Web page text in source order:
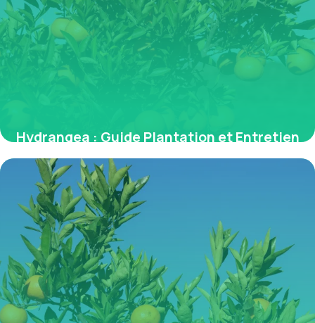
Hydrangea : Guide Plantation et Entretien
2026
1 juillet 2026